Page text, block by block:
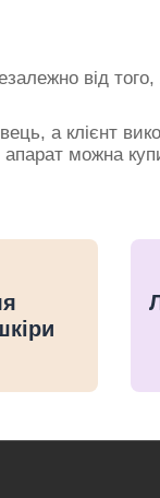
від
а клієнт
можна